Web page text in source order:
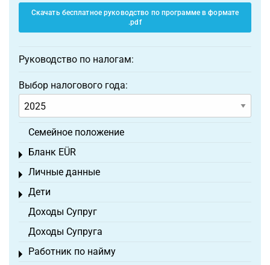
Скачать бесплатное руководство по программе в формате
.pdf
Руководство по налогам:
Выбор налогового года:
Семейное положение
Бланк EÜR
Toggle menu
Личные данные
Toggle menu
Дети
Toggle menu
Доходы Супруг
Доходы Супруга
Работник по найму
Toggle menu